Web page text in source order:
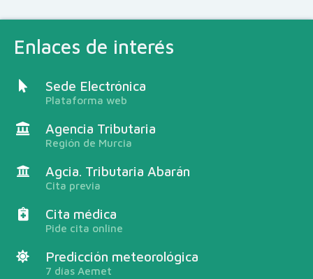
Enlaces de interés
Sede Electrónica
Plataforma web
Agencia Tributaria
Región de Murcia
Agcia. Tributaria Abarán
Cita previa
Cita médica
Pide cita online
Predicción meteorológica
7 días Aemet